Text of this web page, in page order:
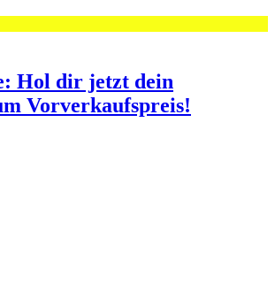
Hol dir jetzt dein
Vorverkaufspreis!